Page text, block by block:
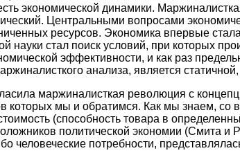
экономической динамики.
Центральными вопросами
ресурсов. Экономика впервые
стал поиск условий, при которых
эффективности, и как раз
анализа, является
маржиналисткая революция с
которых мы и обратимся. Как мы знаем,
(способность товара в
политической экономии (Смита и
человеческие потребности,